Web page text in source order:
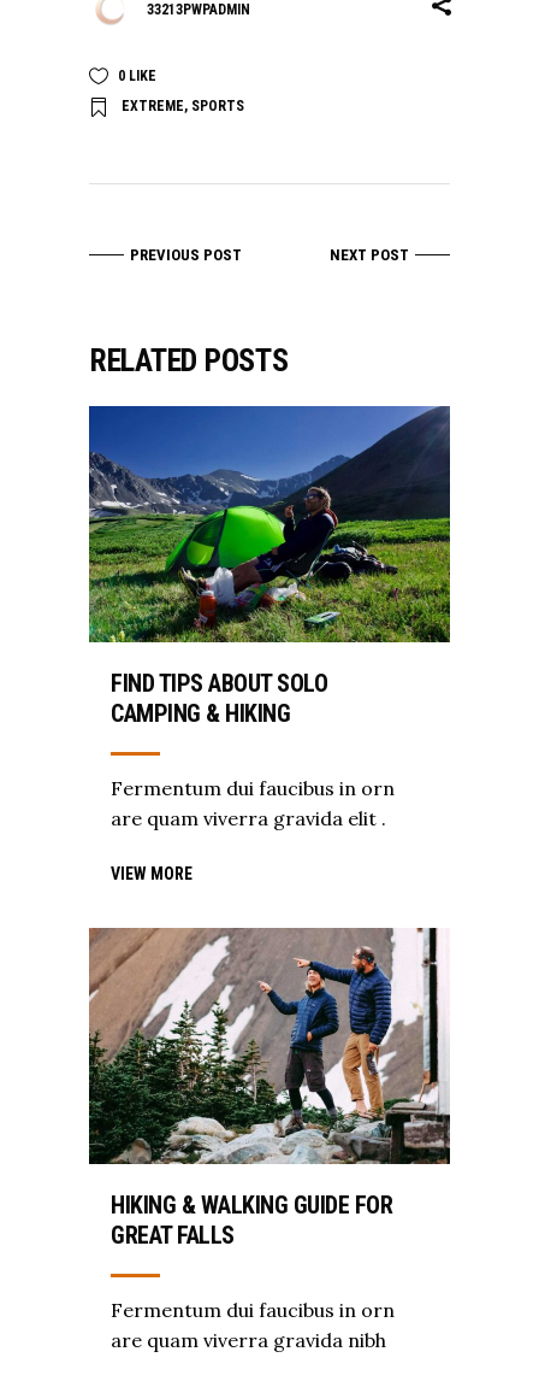
33213PWPADMIN
0 LIKE
EXTREME, SPORTS
PREVIOUS POST NEXT POST
RELATED POSTS
FIND TIPS ABOUT SOLO
CAMPING & HIKING
Fermentum dui faucibus in orn
are quam viverra gravida elit .
VIEW MORE
HIKING & WALKING GUIDE FOR
GREAT FALLS
Fermentum dui faucibus in orn
are quam viverra gravida nibh